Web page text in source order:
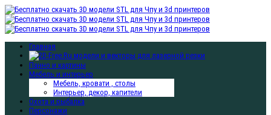
Главная
Панно и картины
Мебель и интерьер
Мебель, кровати , столы
Интерьер, декор, капители
Охота и рыбалка
Персонажи